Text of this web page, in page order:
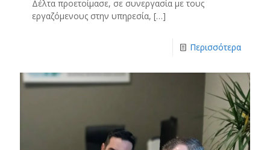
Δέλτα προετοίμασε, σε συνεργασία με τους
εργαζόμενους στην υπηρεσία, […]
Περισσότερα